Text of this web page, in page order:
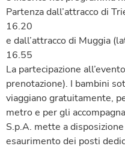
Partenza dall’attracco di
16.20
e dall’attracco di Muggia
16.55
La partecipazione
prenotazione). I bambini
viaggiano gratuitamente,
metro e per gli
S.p.A. mette a
esaurimento dei posti